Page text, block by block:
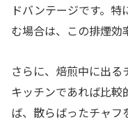
ドバンテージです。
む場合は、この排煙効
さらに、焙煎中に出る
キッチンであれば比較
ば、散らばったチャ